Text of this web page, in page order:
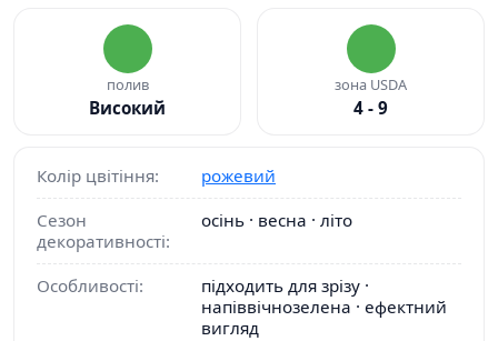
полив
Високий
зона USDA
4 - 9
Колір цвітіння:
рожевий
Сезон
декоративності:
осінь · весна · літо
Особливості:
підходить для зрізу ·
напіввічнозелена · ефектний
вигляд